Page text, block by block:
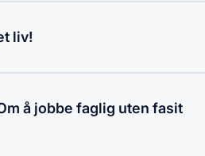
liv!
å jobbe faglig uten fasit